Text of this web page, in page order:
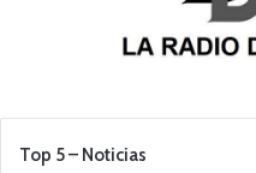
Top 5 – Noticias